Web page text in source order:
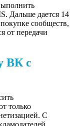
Дальше дается 14
сообществ,
от передачи
ВК с
только
С